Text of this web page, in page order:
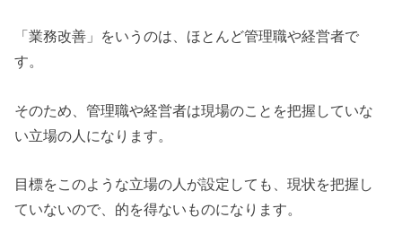
「業務改善」をいうのは、ほとんど管理職や経営者で
す。
そのため、管理職や経営者は現場のことを把握していな
い立場の人になります。
目標をこのような立場の人が設定しても、現状を把握し
ていないので、的を得ないものになります。